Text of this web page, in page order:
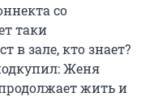
со
таки
в зале, кто знает?
Женя
жить и